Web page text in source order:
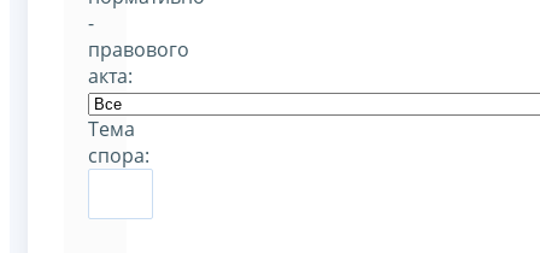
-
правового
акта:
Тема
спора: